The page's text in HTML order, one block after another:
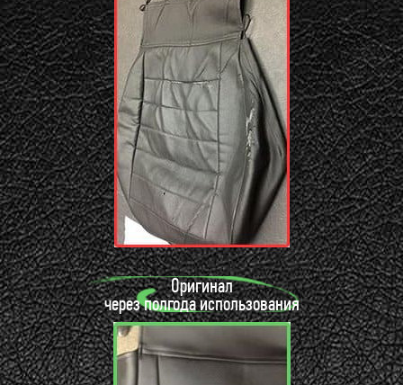
Оригинал
через полгода использования